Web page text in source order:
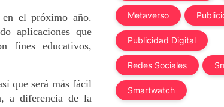
en el próximo año.
aplicaciones que
fines educativos,
que será más fácil
a diferencia de la
Metaverso
Publicidad Digital
Redes Sociales
Smartwatch